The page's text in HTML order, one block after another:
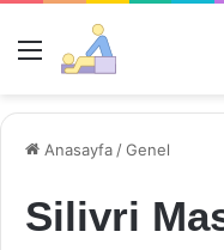
Menü
Anasayfa /Genel
Silivri